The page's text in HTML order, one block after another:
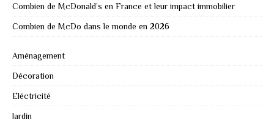
Combien de McDonald’s en France et leur impact immobilier
Combien de McDo dans le monde en 2026
Aménagement
Décoration
Eléctricité
Jardin